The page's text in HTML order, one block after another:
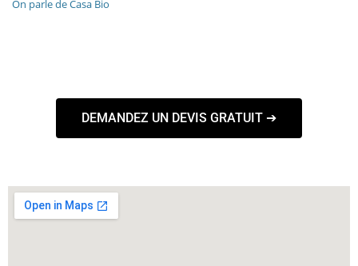
On parle de Casa Bio
DEMANDEZ UN DEVIS GRATUIT ➔